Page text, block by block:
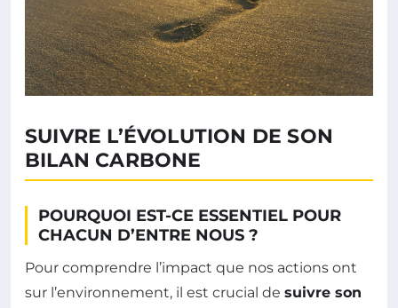
SUIVRE L’ÉVOLUTION DE SON
BILAN CARBONE
POURQUOI EST-CE ESSENTIEL POUR
CHACUN D’ENTRE NOUS ?
Pour comprendre l’impact que nos actions ont
sur l’environnement, il est crucial de suivre son